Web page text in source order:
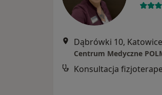
Dąbrówki 10, Katowice
Centrum Medyczne
Konsultacja